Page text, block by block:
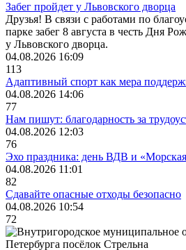
Забег пройдет у Львовского дворца
Друзья! В связи с работами по
парке забег 8 августа в честь Дня
у Львовского дворца.
04.08.2026 16:09
113
Адаптивный спорт как мера
04.08.2026 14:06
77
Нам пишут: благодарность за
04.08.2026 12:03
76
Эхо праздника: день ВДВ и
04.08.2026 11:01
82
Сдавайте опасные отходы безопасно
04.08.2026 10:54
72